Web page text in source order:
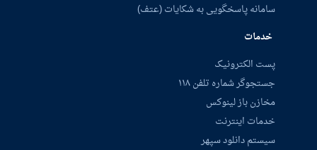
سامانه پاسخگویی به شکایات (عتف)
خدمات
پست الکترونیک
جستجوگر شماره تلفن ۱۱۸
مخازن باز لینوکس
خدمات اینترنت
سیستم دانلود سپهر